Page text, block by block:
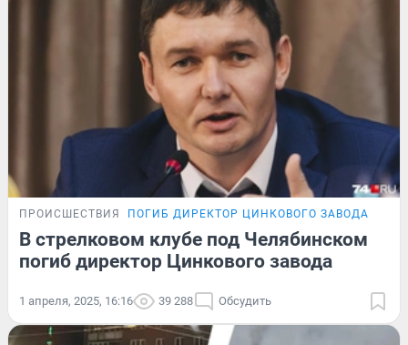
ПРОИСШЕСТВИЯ ПОГИБ ДИРЕКТОР ЦИНКОВОГО ЗАВОДА
В стрелковом клубе под Челябинском
погиб директор Цинкового завода
1 апреля, 2025, 16:16 39 288 Обсудить